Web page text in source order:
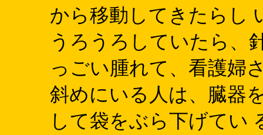
から移動してきたらし
うろうろしていたら、
っごい腫れて、看護婦
斜めにいる人は、臓器
して袋をぶら下げて